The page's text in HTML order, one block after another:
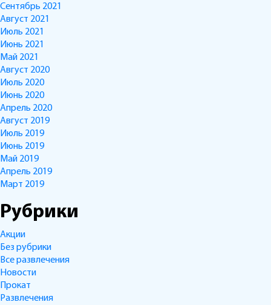
Сентябрь 2021
Август 2021
Июль 2021
Июнь 2021
Май 2021
Август 2020
Июль 2020
Июнь 2020
Апрель 2020
Август 2019
Июль 2019
Июнь 2019
Май 2019
Апрель 2019
Март 2019
Рубрики
Акции
Без рубрики
Все развлечения
Новости
Прокат
Развлечения